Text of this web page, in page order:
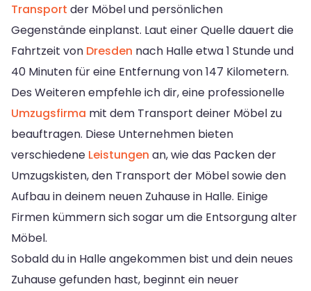
Transport der Möbel und persönlichen
Gegenstände einplanst. Laut einer Quelle dauert die
Fahrtzeit von Dresden nach Halle etwa 1 Stunde und
40 Minuten für eine Entfernung von 147 Kilometern.
Des Weiteren empfehle ich dir, eine professionelle
Umzugsfirma mit dem Transport deiner Möbel zu
beauftragen. Diese Unternehmen bieten
verschiedene Leistungen an, wie das Packen der
Umzugskisten, den Transport der Möbel sowie den
Aufbau in deinem neuen Zuhause in Halle. Einige
Firmen kümmern sich sogar um die Entsorgung alter
Möbel.
Sobald du in Halle angekommen bist und dein neues
Zuhause gefunden hast, beginnt ein neuer